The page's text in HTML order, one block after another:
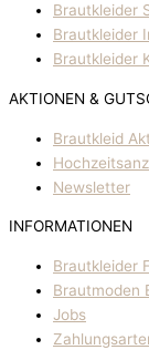
Brautkleider
Brautkleider
Brautkleider
AKTIONEN &
Brautkleid
Newsletter
INFORMATIONEN
Brautkleider
Brautmoden
Jobs